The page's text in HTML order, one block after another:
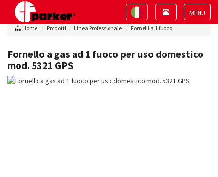
Toggle
Toggle
navigation
Toggle
navigation
Home Prodotti Linea Professionale Fornelli a 1 fuoco
Fornello a gas ad 1 fuoco per uso domestico
mod. 5321 GPS